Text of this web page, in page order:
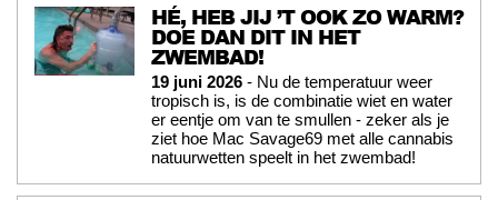
HÉ, HEB JIJ ’T OOK ZO WARM?
DOE DAN DIT IN HET
ZWEMBAD!
19 juni 2026 - Nu de temperatuur weer
tropisch is, is de combinatie wiet en water
er eentje om van te smullen - zeker als je
ziet hoe Mac Savage69 met alle cannabis
natuurwetten speelt in het zwembad!